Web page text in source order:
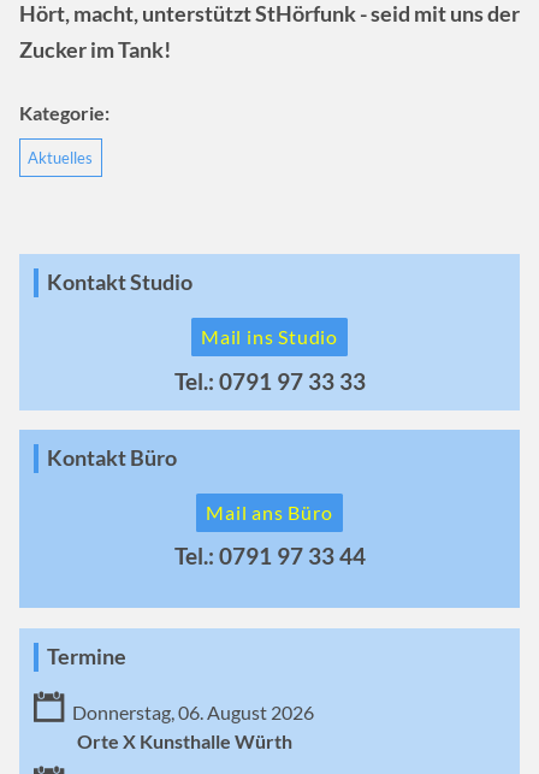
Hört, macht, unterstützt StHörfunk - seid mit uns der
Zucker im Tank!
Kategorie:
Aktuelles
Kontakt Studio
Mail ins Studio
Tel.: 0791 97 33 33
Kontakt Büro
Mail ans Büro
Tel.: 0791 97 33 44
Termine
Donnerstag, 06. August 2026
Orte X Kunsthalle Würth